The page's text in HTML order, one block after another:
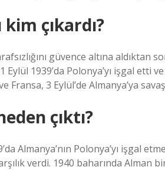
çıkardı?
güvence altına aldıktan
Eylül 1939’da Polonya’yı işgal etti
Fransa, 3 Eylül’de Almanya’ya
çıktı?
Almanya’nın Polonya’yı işgal
verdi. 1940 baharında Alman